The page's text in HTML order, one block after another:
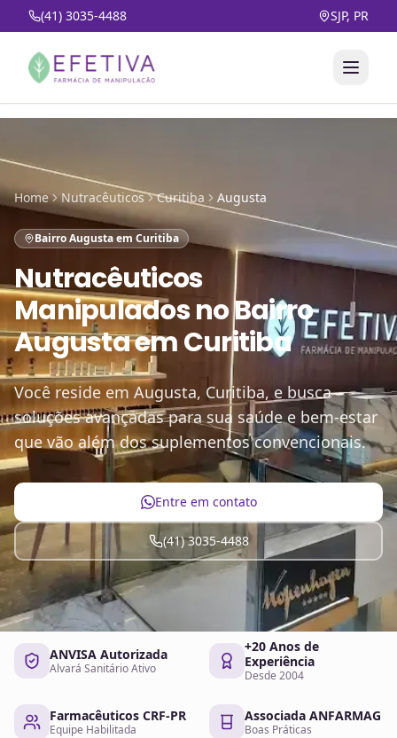
(41) 3035-4488 SJP, PR
Home Nutracêuticos Curitiba Augusta
Bairro Augusta em Curitiba
Nutracêuticos
ManipuladosnoBairro
Augusta em Curitiba
Você reside em Augusta, Curitiba, e busca
soluções avançadas para sua saúde e bem-estar
que vão além dos suplementos convencionais.
Entre em contato
(41) 3035-4488
ANVISA Autorizada
Alvará Sanitário Ativo
+20 Anos de
Experiência
Desde 2004
Farmacêuticos CRF-PR
Equipe Habilitada
Associada ANFARMAG
Boas Práticas